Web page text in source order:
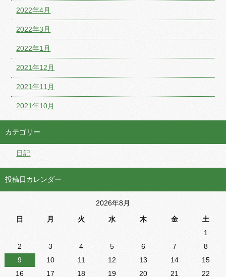
2022年4月
2022年3月
2022年1月
2021年12月
2021年11月
2021年10月
カテゴリー
日記
投稿日カレンダー
2026年8月
日
月 火 水 木 金
土
1
2
3 4 5 6 7
8
9
10 11 12 13 14
15
16
17 18 19 20 21 22